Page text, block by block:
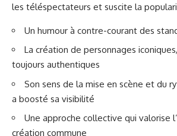
les téléspectateurs et suscite la
Un humour à contre-courant des
La création de personnages
toujours authentiques
Son sens de la mise en scène et du
a boosté sa visibilité
Une approche collective qui valorise
création commune